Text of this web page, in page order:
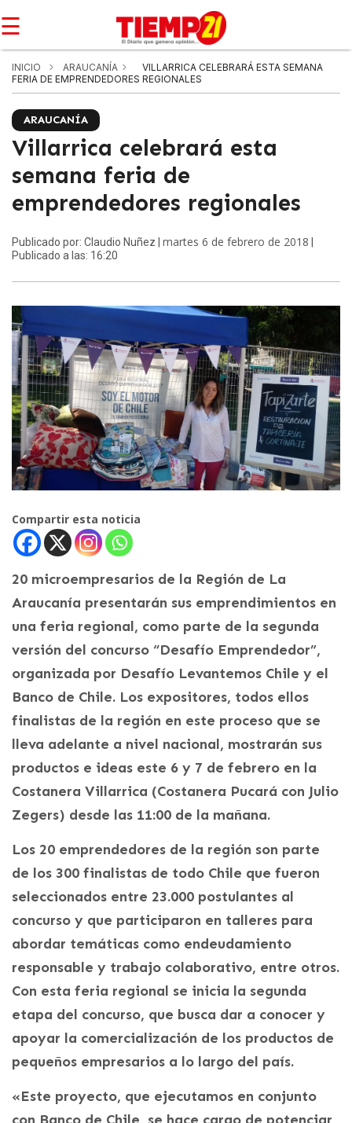
☰
INICIO ARAUCANÍA
VILLARRICA CELEBRARÁ ESTA SEMANA
FERIA DE EMPRENDEDORES REGIONALES
ARAUCANÍA
Villarrica celebrará esta
semana feria de
emprendedores regionales
Publicado por: Claudio Nuñez | martes 6 de febrero de 2018
Publicado a las: 16:20
Compartir esta noticia
20 microempresarios de la Región de La
Araucanía presentarán sus emprendimientos en
una feria regional, como parte de la segunda
versión del concurso “Desafío Emprendedor”,
organizada por Desafío Levantemos Chile y el
Banco de Chile. Los expositores, todos ellos
finalistas de la región en este proceso que se
lleva adelante a nivel nacional, mostrarán sus
productos e ideas este 6 y 7 de febrero en la
Costanera Villarrica (Costanera Pucará con Julio
Zegers) desde las 11:00 de la mañana.
Los 20 emprendedores de la región son parte
de los 300 finalistas de todo Chile que fueron
seleccionados entre 23.000 postulantes al
concurso y que participaron en talleres para
abordar temáticas como endeudamiento
responsable y trabajo colaborativo, entre otros.
Con esta feria regional se inicia la segunda
etapa del concurso, que busca dar a conocer y
apoyar la comercialización de los productos de
pequeños empresarios a lo largo del país.
«Este proyecto, que ejecutamos en conjunto